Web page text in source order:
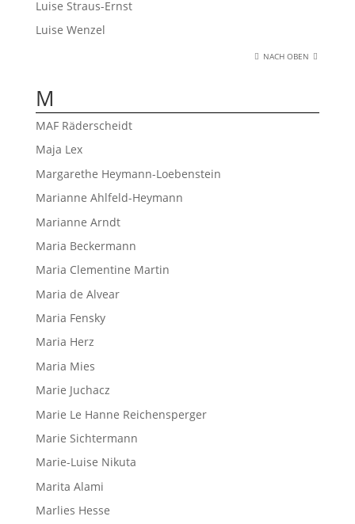
Luise Straus-Ernst
Luise Wenzel
NACH OBEN
M
MAF Räderscheidt
Maja Lex
Margarethe Heymann-Loebenstein
Marianne Ahlfeld-Heymann
Marianne Arndt
Maria Beckermann
Maria Clementine Martin
Maria de Alvear
Maria Fensky
Maria Herz
Maria Mies
Marie Juchacz
Marie Le Hanne Reichensperger
Marie Sichtermann
Marie-Luise Nikuta
Marita Alami
Marlies Hesse